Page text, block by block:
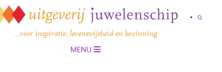
…voor inspiratie, levenswijsheid en bezinning
MENU